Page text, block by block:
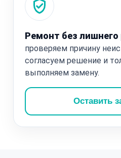
Ремонт без лишнего
проверяем причину
согласуем решение и
выполняем замену.
Оставить